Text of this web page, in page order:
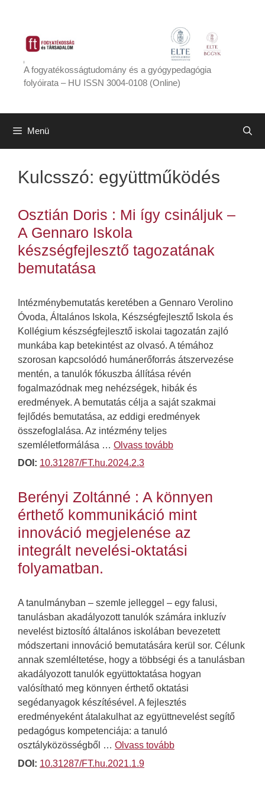
tartalomba
A fogyatékosságtudomány és a gyógypedagógia
folyóirata – HU ISSN 3004-0108 (Online)
Menü
Kulcsszó: együttműködés
Osztián Doris : Mi így csináljuk –
A Gennaro Iskola
készségfejlesztő tagozatának
bemutatása
Intézménybemutatás keretében a Gennaro Verolino
Óvoda, Általános Iskola, Készségfejlesztő Iskola és
Kollégium készségfejlesztő iskolai tagozatán zajló
munkába kap betekintést az olvasó. A témához
szorosan kapcsolódó humánerőforrás átszervezése
mentén, a tanulók fókuszba állítása révén
fogalmazódnak meg nehézségek, hibák és
eredmények. A bemutatás célja a saját szakmai
fejlődés bemutatása, az eddigi eredmények
összefoglalása. Az intézmény teljes
szemléletformálása … Olvass tovább
DOI: 10.31287/FT.hu.2024.2.3
Berényi Zoltánné : A könnyen
érthető kommunikáció mint
innováció megjelenése az
integrált nevelési-oktatási
folyamatban.
A tanulmányban – szemle jelleggel – egy falusi,
tanulásban akadályozott tanulók számára inkluzív
nevelést biztosító általános iskolában bevezetett
módszertani innováció bemutatására kerül sor. Célunk
annak szemléltetése, hogy a többségi és a tanulásban
akadályozott tanulók együttoktatása hogyan
valósítható meg könnyen érthető oktatási
segédanyagok készítésével. A fejlesztés
eredményeként átalakulhat az együttnevelést segítő
pedagógus kompetenciája: a tanuló
osztályközösségből … Olvass tovább
DOI: 10.31287/FT.hu.2021.1.9